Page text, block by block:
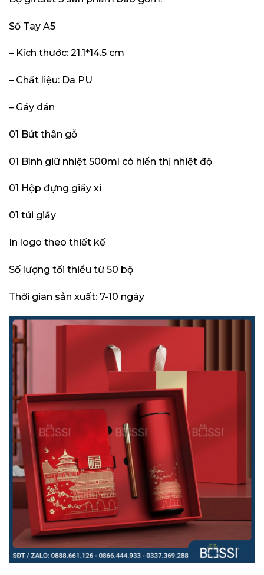
Sổ Tay A5
– Kích thước: 21.1*14.5 cm
– Chất liệu: Da PU
– Gáy dán
01 Bút thân gỗ
01 Bình giữ nhiệt 500ml có hiển thị nhiệt độ
01 Hộp đựng giấy xi
01 túi giấy
In logo theo thiết kế
Số lượng tối thiểu từ 50 bộ
Thời gian sản xuất: 7-10 ngày